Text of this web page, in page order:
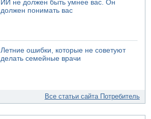
ИИ не должен быть умнее вас. Он
должен понимать вас
Летние ошибки, которые не советуют
делать семейные врачи
Все статьи сайта Потребитель